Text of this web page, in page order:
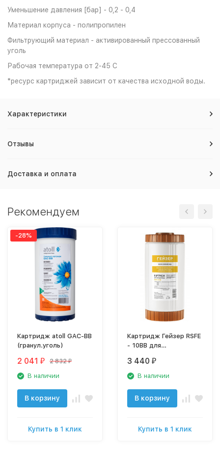
Уменьшение давления [бар] - 0,2 - 0,4
Материал корпуса - полипропилен
Фильтрующий материал - активированный прессованный
уголь
Рабочая температура от 2-45 С
*ресурс картриджей зависит от качества исходной воды.
Характеристики
Отзывы
Доставка и оплата
Рекомендуем
-28%
Картридж atoll GAC-BB
(гранул.уголь)
2 041 ₽ 2 832 ₽
В наличии
В корзину
Купить в 1 клик
Картридж Гейзер RSFE
- 10BB для
28509
3 440 ₽
В наличии
В корзину
Купить в 1 клик